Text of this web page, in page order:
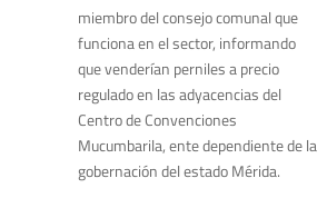
miembro del consejo comunal que
funciona en el sector, informando
que venderían perniles a precio
regulado en las adyacencias del
Centro de Convenciones
Mucumbarila, ente dependiente de la
gobernación del estado Mérida.